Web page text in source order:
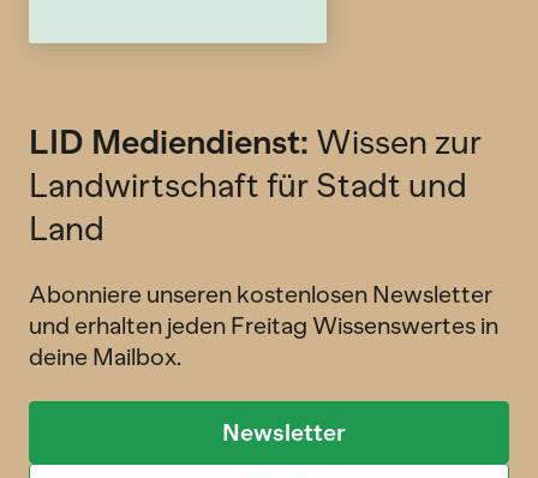
LID Mediendienst: Wissen zur
Landwirtschaft für Stadt und
Land
Abonniere unseren kostenlosen Newsletter
und erhalten jeden Freitag Wissenswertes in
deine Mailbox.
Newsletter